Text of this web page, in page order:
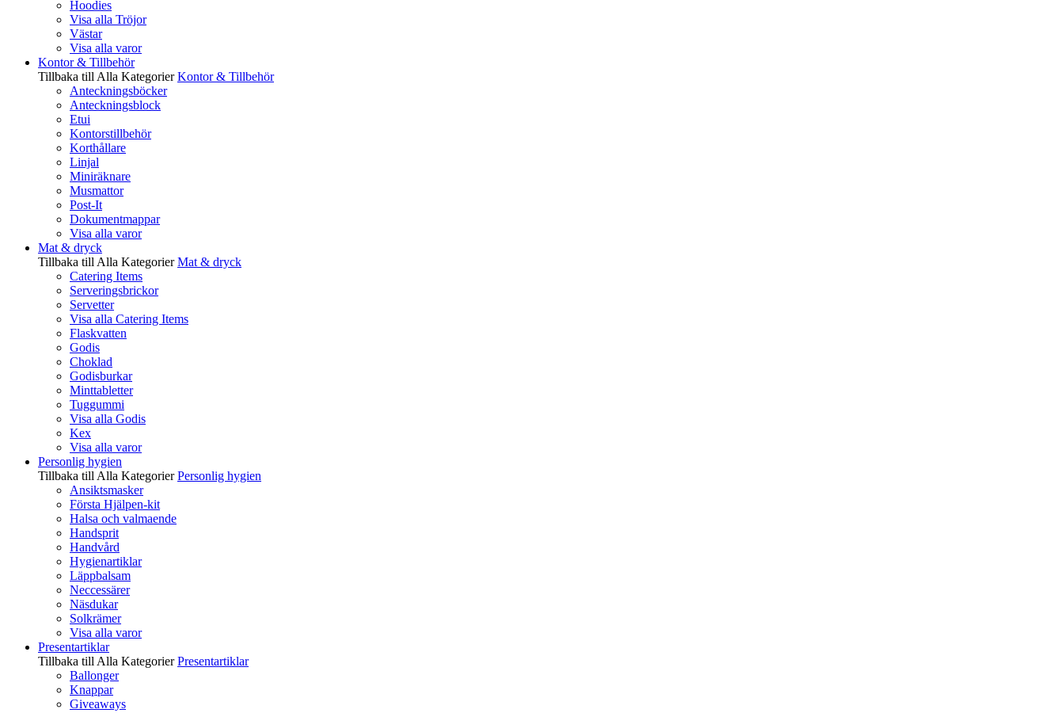
Hoodies
Visa alla Tröjor
Västar
Visa alla varor
Kontor & Tillbehör
Tillbaka till Alla Kategorier Kontor & Tillbehör
Anteckningsböcker
Anteckningsblock
Etui
Kontorstillbehör
Korthållare
Linjal
Miniräknare
Musmattor
Post-It
Dokumentmappar
Visa alla varor
Mat & dryck
Tillbaka till Alla Kategorier Mat & dryck
Catering Items
Serveringsbrickor
Servetter
Visa alla Catering Items
Flaskvatten
Godis
Choklad
Godisburkar
Minttabletter
Tuggummi
Visa alla Godis
Kex
Visa alla varor
Personlig hygien
Tillbaka till Alla Kategorier Personlig hygien
Ansiktsmasker
Första Hjälpen-kit
Halsa och valmaende
Handsprit
Handvård
Hygienartiklar
Läppbalsam
Neccessärer
Näsdukar
Solkrämer
Visa alla varor
Presentartiklar
Tillbaka till Alla Kategorier Presentartiklar
Ballonger
Knappar
Giveaways